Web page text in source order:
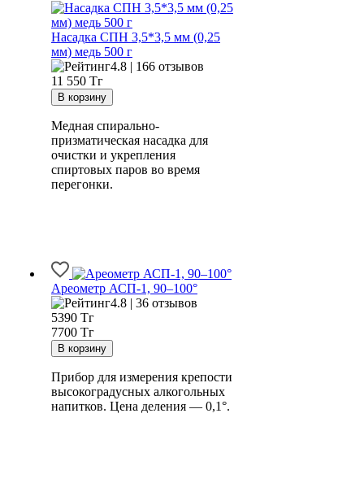
Насадка СПН 3,5*3,5 мм (0,25
мм) медь 500 г
4.8 | 166 отзывов
11 550 Тг
Медная спирально-
призматическая насадка для
очистки и укрепления
спиртовых паров во время
перегонки.
Ареометр АСП-1, 90–100°
4.8 | 36 отзывов
5390 Тг
7700 Тг
Прибор для измерения крепости
высокоградусных алкогольных
напитков. Цена деления — 0,1°.